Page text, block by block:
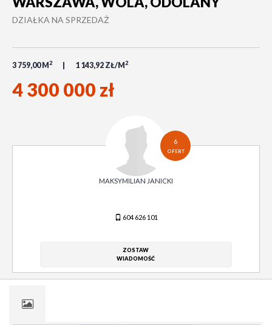
DZIAŁKA NA SPRZEDAŻ
3 759,00 M 2 1 143,92 ZŁ/M 2
4 300 000 zł
6
OFERT
MAKSYMILIAN JANICKI
604 626 101
ZOSTAW
WIADOMOŚĆ